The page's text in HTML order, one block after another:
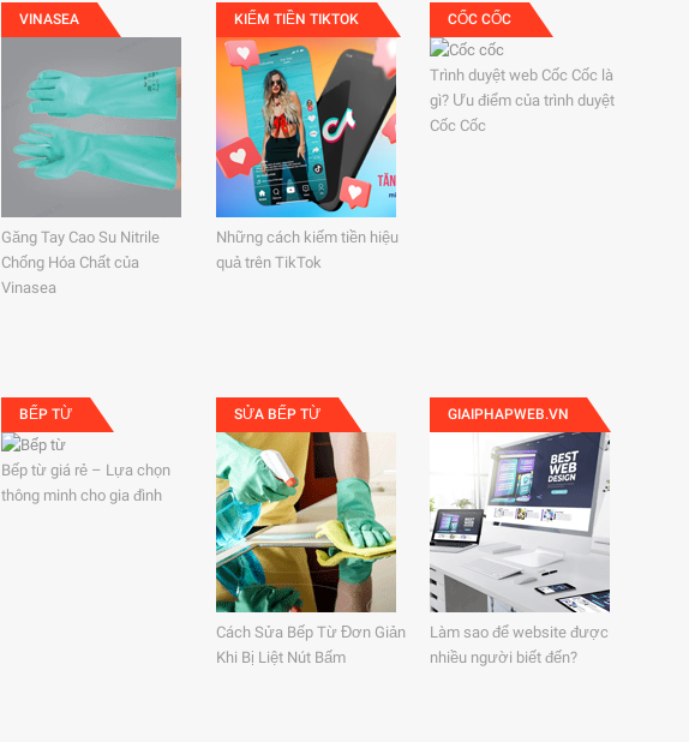
VINASEA
Găng Tay Cao Su Nitrile
Chống Hóa Chất của
Vinasea
KIẾM TIỀN TIKTOK
Những cách kiếm tiền hiệu
quả trên TikTok
CỐC CỐC
Trình duyệt web Cốc Cốc là
gì? Ưu điểm của trình duyệt
Cốc Cốc
BẾP TỪ
Bếp từ giá rẻ – Lựa chọn
thông minh cho gia đình
SỬA BẾP TỪ
Cách Sửa Bếp Từ Đơn Giản
Khi Bị Liệt Nút Bấm
GIAIPHAPWEB.VN
Làm sao để website được
nhiều người biết đến?